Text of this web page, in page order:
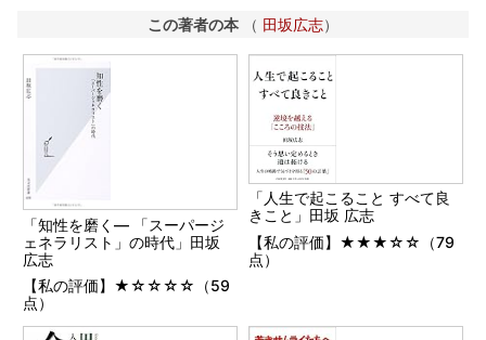
この著者の本 （ 田坂広志）
「知性を磨く― 「スーパージ
ェネラリスト」の時代」田坂
広志
【私の評価】★☆☆☆☆（59
点）
「人生で起こること すべて良
きこと」田坂 広志
【私の評価】★★★☆☆（79
点）